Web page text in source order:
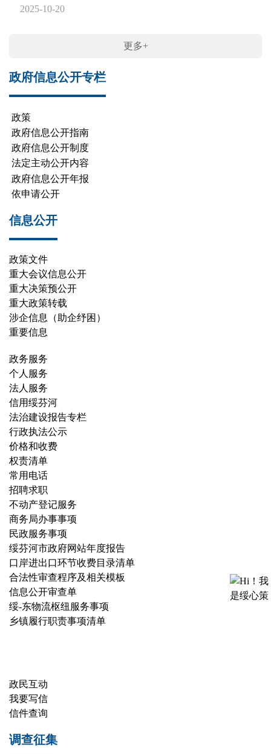
2025-10-20
更多+
政府信息公开专栏
政策
政府信息公开指南
政府信息公开制度
法定主动公开内容
政府信息公开年报
依申请公开
信息公开
政策文件
重大会议信息公开
重大决策预公开
重大政策转载
涉企信息（助企纾困）
重要信息
政务服务
个人服务
法人服务
信用绥芬河
法治建设报告专栏
行政执法公示
价格和收费
权责清单
常用电话
招聘求职
不动产登记服务
商务局办事事项
民政服务事项
绥芬河市政府网站年度报告
口岸进出口环节收费目录清单
合法性审查程序及相关模板
信息公开审查单
绥-东物流枢纽服务事项
乡镇履行职责事项清单
政民互动
我要写信
信件查询
调查征集